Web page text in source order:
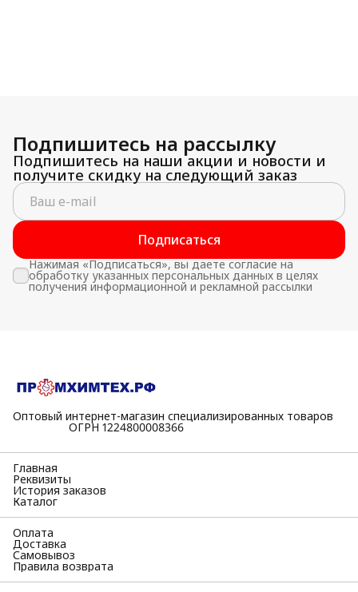
Подпишитесь на рассылку
Подпишитесь на наши акции и новости и
получите скидку на следующий заказ
Подписаться
Нажимая «Подписаться», вы даете согласие на
обработку указанных персональных данных в целях
получения информационной и рекламной рассылки
Оптовый интернет-магазин специализированных товаров
⠀⠀⠀⠀⠀⠀⠀ОГРН 1224800008366
Главная
Реквизиты
История заказов
Каталог
Оплата
Доставка
Самовывоз
Правила возврата